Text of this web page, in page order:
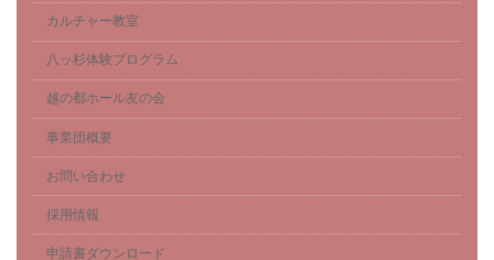
カルチャー教室
八ッ杉体験プログラム
越の都ホール友の会
事業団概要
お問い合わせ
採用情報
申請書ダウンロード